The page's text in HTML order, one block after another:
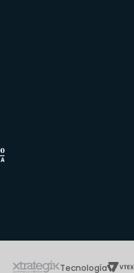
Tecnología